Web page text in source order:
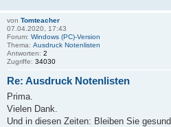
von Tomteacher
07.04.2020, 17:43
Forum: Windows (PC)-Version
Thema: Ausdruck Notenlisten
Antworten: 2
Zugriffe: 34030
Re: Ausdruck Notenlisten
Prima.
Vielen Dank.
Und in diesen Zeiten: Bleiben Sie